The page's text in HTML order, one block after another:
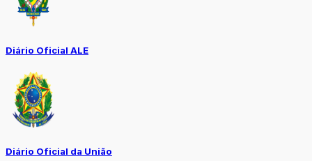
Diário Oficial ALE
Diário Oficial da União